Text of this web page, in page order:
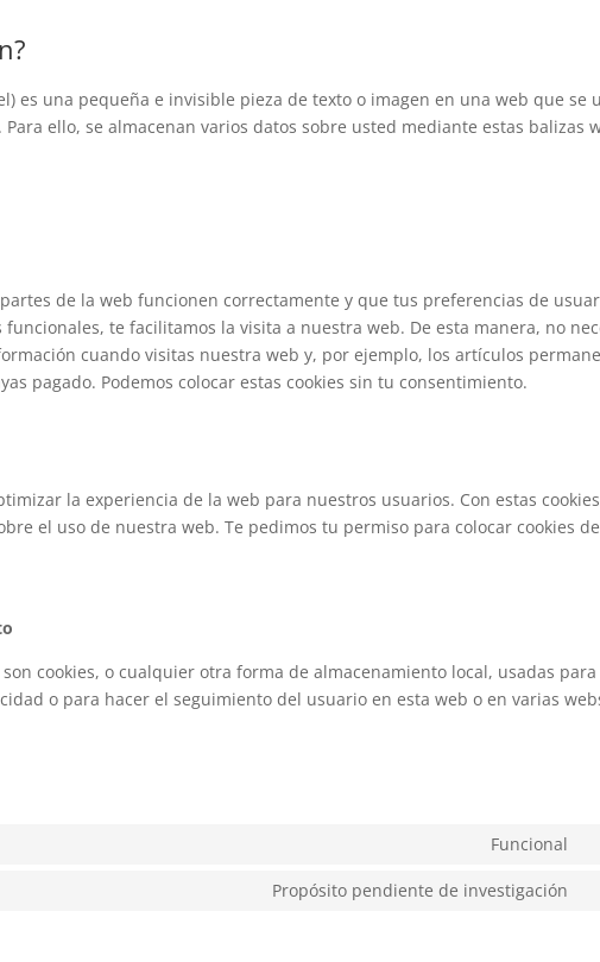
es una pequeña e invisible pieza de texto o imagen en una web que se
ello, se almacenan varios datos sobre usted mediante estas balizas
de la web funcionen correctamente y que tus preferencias de
te facilitamos la visita a nuestra web. De esta manera, no
cuando visitas nuestra web y, por ejemplo, los artículos
pagado. Podemos colocar estas cookies sin tu consentimiento.
la experiencia de la web para nuestros usuarios. Con estas cookies
el uso de nuestra web. Te pedimos tu permiso para colocar cookies de
cookies, o cualquier otra forma de almacenamiento local, usadas
o para hacer el seguimiento del usuario en esta web o en varias
Funcional
Propósito pendiente de investigación